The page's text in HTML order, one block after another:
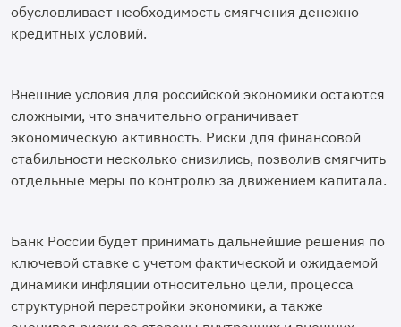
обусловливает необходимость смягчения денежно-
кредитных условий.
Внешние условия для российской экономики остаются
сложными, что значительно ограничивает
экономическую активность. Риски для финансовой
стабильности несколько снизились, позволив смягчить
отдельные меры по контролю за движением капитала.
Банк России будет принимать дальнейшие решения по
ключевой ставке с учетом фактической и ожидаемой
динамики инфляции относительно цели, процесса
структурной перестройки экономики, а также